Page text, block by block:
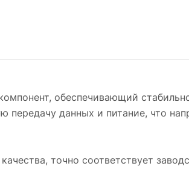
обеспечивающий
данных и питание, что
точно соответствует